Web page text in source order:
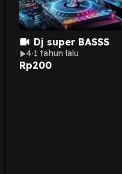
Dj super BASSS
4 1 tahun lalu
Rp200